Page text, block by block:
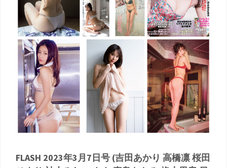
FLASH 2023年3月7日号 (吉田あかり 高橋凛 桜田